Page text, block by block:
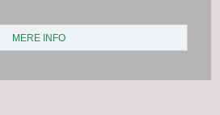
MERE INFO